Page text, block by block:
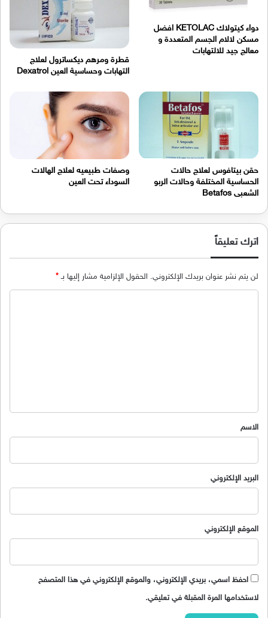
دواء كيتولاك KETOLAC افضل
مسكن لالام الجسم المتعددة و
معالج جيد للالتهابات
قطرة ومرهم ديكساترول لعلاج
التهابات وحساسية العين Dexatrol
حقن بيتافوس لعلاج حالات
الحساسية المختلفة وحالات الربو
الشعبى Betafos
وصفات طبيعيه لعلاج الهالات
السوداء تحت العين
اترك تعليقاً
لن يتم نشر عنوان بريدك الإلكتروني. الحقول الإلزامية مشار إليها بـ*
*
الاسم
البريد الإلكتروني
الموقع الإلكتروني
احفظ اسمي، بريدي الإلكتروني، والموقع الإلكتروني في هذا المتصفح
لاستخدامها المرة المقبلة في تعليقي.